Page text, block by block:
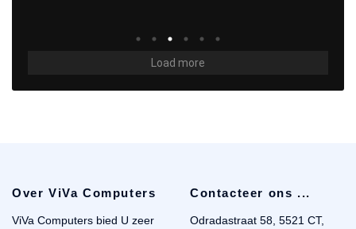
Load more
Over ViVa Computers
ViVa Computers bied U zeer
Contacteer ons ...
Odradastraat 58, 5521 CT,